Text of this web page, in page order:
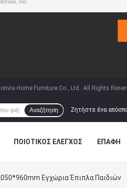
Home Furniture Co., Ltd.. All Rights
Ζητήστε ένα
Αναζήτηση
ΠΟΙΟΤΙΚΌΣ ΈΛΕΓΧΟΣ ΕΠΑΦΉ
Εγχώρια Έπιπλα Παιδιών